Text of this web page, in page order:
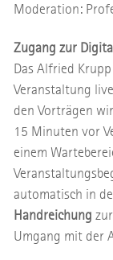
Moderation:
Zugang zur
Das Alfried
Veranstaltung
den Vorträgen
15 Minuten vor
einem
automatisch in
Handreichung
Umgang mit der